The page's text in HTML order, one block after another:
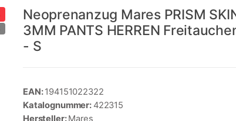
Neoprenanzug Mares PRISM
3MM PANTS HERREN
- S
EAN:194151022322
Katalognummer: 422315
Hersteller:Mares